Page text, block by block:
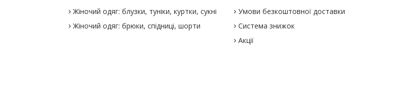
Жіночий одяг: блузки, туніки, куртки, сукні
Жіночий одяг: брюки, спідниці, шорти
Умови безкоштовної доставки
Система знижок
Акції